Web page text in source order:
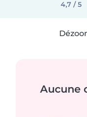
4,7 / 5
Aucune